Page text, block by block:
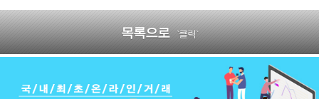
목록으로 `클릭`